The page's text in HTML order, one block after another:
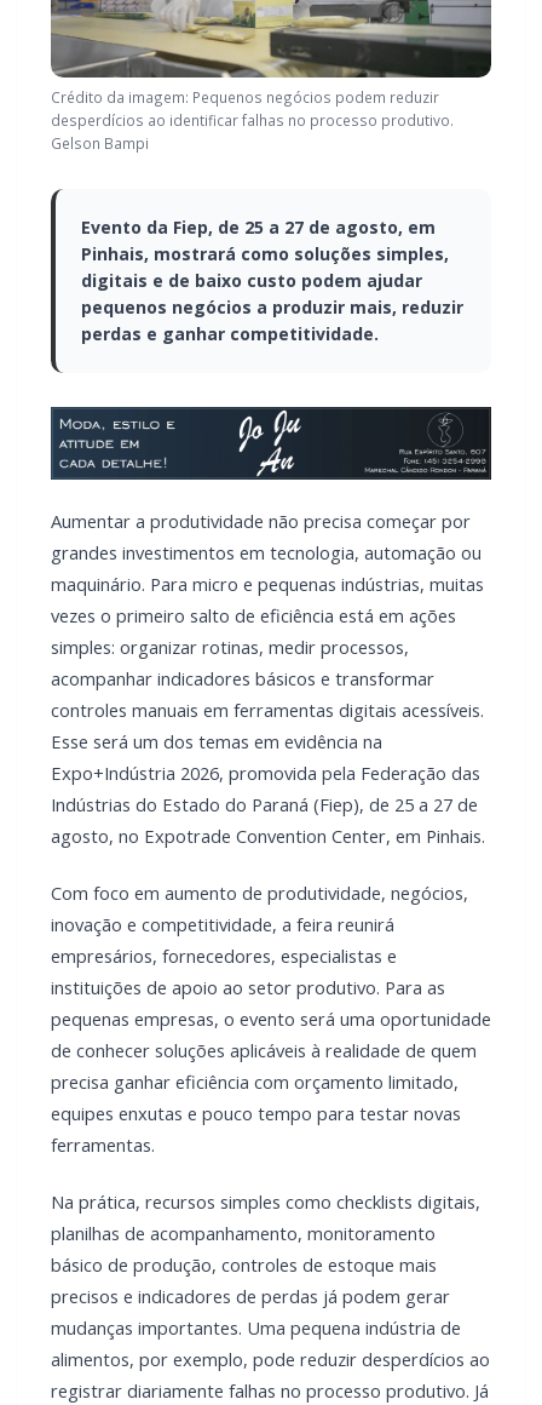
Crédito da imagem: Pequenos negócios podem reduzir
desperdícios ao identificar falhas no processo produtivo.
Gelson Bampi
Evento da Fiep, de 25 a 27 de agosto, em
Pinhais, mostrará como soluções simples,
digitais e de baixo custo podem ajudar
pequenos negócios a produzir mais, reduzir
perdas e ganhar competitividade.
Aumentar a produtividade não precisa começar por
grandes investimentos em tecnologia, automação ou
maquinário. Para micro e pequenas indústrias, muitas
vezes o primeiro salto de eficiência está em ações
simples: organizar rotinas, medir processos,
acompanhar indicadores básicos e transformar
controles manuais em ferramentas digitais acessíveis.
Esse será um dos temas em evidência na
Expo+Indústria 2026, promovida pela Federação das
Indústrias do Estado do Paraná (Fiep), de 25 a 27 de
agosto, no Expotrade Convention Center, em Pinhais.
Com foco em aumento de produtividade, negócios,
inovação e competitividade, a feira reunirá
empresários, fornecedores, especialistas e
instituições de apoio ao setor produtivo. Para as
pequenas empresas, o evento será uma oportunidade
de conhecer soluções aplicáveis à realidade de quem
precisa ganhar eficiência com orçamento limitado,
equipes enxutas e pouco tempo para testar novas
ferramentas.
Na prática, recursos simples como checklists digitais,
planilhas de acompanhamento, monitoramento
básico de produção, controles de estoque mais
precisos e indicadores de perdas já podem gerar
mudanças importantes. Uma pequena indústria de
alimentos, por exemplo, pode reduzir desperdícios ao
registrar diariamente falhas no processo produtivo. Já